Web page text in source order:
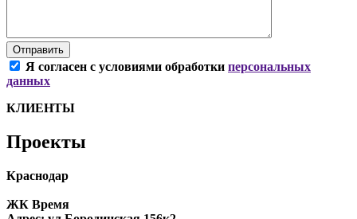
Отправить
Я согласен с условиями обработки персональных
данных
КЛИЕНТЫ
Проекты
Краснодар
ЖК Время